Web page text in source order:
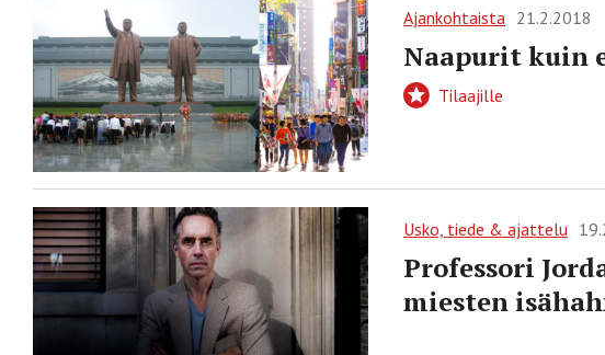
Ajankohtaista 21.2.2018
Naapurit kuin
Tilaajille
Usko, tiede & ajattelu
Professori
miesten